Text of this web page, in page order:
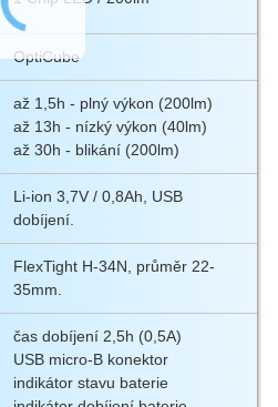
OptiCube
až 1,5h - plný výkon (200lm)
až 13h - nízký výkon (40lm)
až 30h - blikání (200lm)
Li-ion 3,7V / 0,8Ah, USB
dobíjení.
FlexTight H-34N, průměr 22-
35mm.
čas dobíjení 2,5h (0,5A)
USB micro-B konektor
indikátor stavu baterie